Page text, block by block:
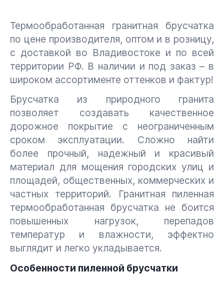
Термообработанная гранитная брусчатка
по цене производителя, оптом и в розницу,
с доставкой во Владивостоке и по всей
территории РФ. В наличии и под заказ – в
широком ассортименте оттенков и фактур!
Брусчатка из природного гранита
позволяет создавать качественное
дорожное покрытие с неограниченным
сроком эксплуатации. Сложно найти
более прочный, надежный и красивый
материал для мощения городских улиц и
площадей, общественных, коммерческих и
частных территорий. Гранитная пиленная
термообработанная брусчатка не боится
повышенных нагрузок, перепадов
температур и влажности, эффектно
выглядит и легко укладывается.
Особенности пиленной брусчатки